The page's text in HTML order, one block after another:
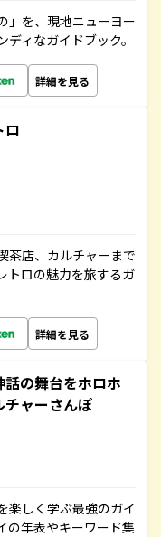
」を、現地ニューヨー
ィなガイドブック。
詳細を見る
茶店、カルチャーまで
トロの魅力を旅するガ
詳細を見る
の舞台をホロホ
ャーさんぽ
楽しく学ぶ最強のガイ
の年表やキーワード集